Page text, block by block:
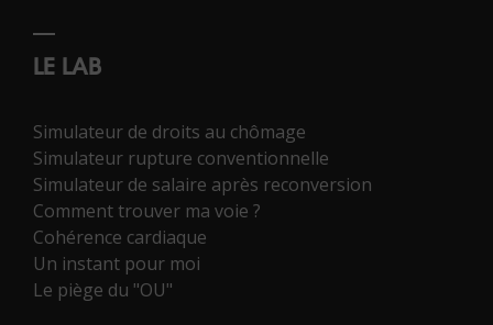
LE LAB
Simulateur de droits au chômage
Simulateur rupture conventionnelle
Simulateur de salaire après reconversion
Comment trouver ma voie ?
Cohérence cardiaque
Un instant pour moi
Le piège du "OU"